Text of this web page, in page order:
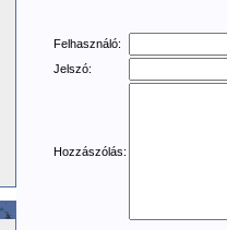
Felhasználó:
Jelszó:
Hozzászólás: